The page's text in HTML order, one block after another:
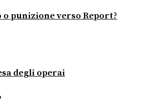
o punizione verso Report?
degli operai